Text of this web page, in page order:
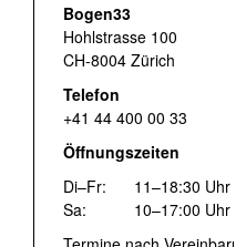
Bogen33
Hohlstrasse 100
CH-8004 Zürich
Telefon
+41 44 400 00 33
Öffnungszeiten
Di–Fr:
11–18:30 Uhr
Sa:
10–17:00 Uhr